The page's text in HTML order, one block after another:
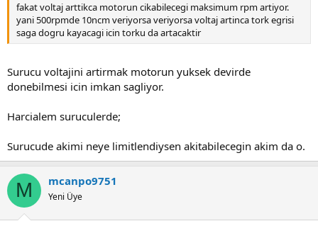
fakat voltaj arttikca motorun cikabilecegi maksimum rpm artiyor.
yani 500rpmde 10ncm veriyorsa veriyorsa voltaj artinca tork egrisi
saga dogru kayacagi icin torku da artacaktir
Surucu voltajini artirmak motorun yuksek devirde
donebilmesi icin imkan sagliyor.
Harcialem suruculerde;
Surucude akimi neye limitlendiysen akitabilecegin akim da o.
M mcanpo9751
Yeni Üye